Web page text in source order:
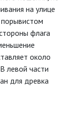
на улице
флага
около
левой части
для древка